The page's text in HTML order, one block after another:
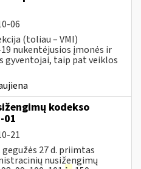
06
(toliau – VMI)
nukentėjusios įmonės ir
gyventojai, taip pat veiklos
kodekso
01
21
27 d. priimtas
nusižengimų